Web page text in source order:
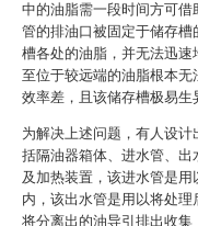
中的油脂需一段时间方可借
管的排油口被固定于储存
槽各处的油脂，并无法迅
至位于较远端的油脂根本
效率差，且该储存槽极易生
为解决上述问题，有人设
括隔油器箱体、进水管、
及加热装置，该进水管是
内，该出水管是用以将处
将分离出的油导引排出收集